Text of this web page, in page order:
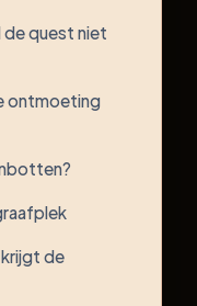
quest niet
ontmoeting
de